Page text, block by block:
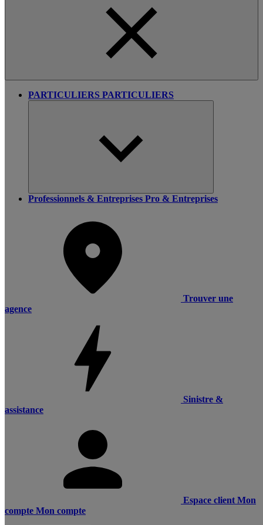
PARTICULIERS PARTICULIERS
Professionnels & Entreprises Pro & Entreprises
Trouver une
agence
Sinistre &
assistance
Espace client Mon
compte Mon compte